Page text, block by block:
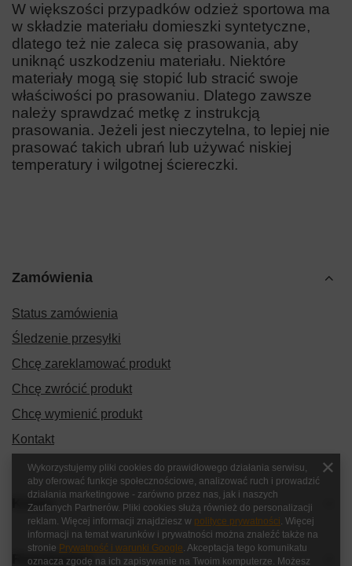
W większości przypadków odzież sportowa ma
w składzie materiału domieszki syntetyczne,
dlatego też nie zaleca się prasowania, aby
uniknąć uszkodzeniu materiału. Niektóre
materiały mogą się stopić lub stracić swoje
właściwości po prasowaniu. Dlatego zawsze
należy sprawdzać metkę z instrukcją
prasowania. Jeżeli jest nieczytelna, to lepiej nie
prasować takich ubrań lub używać niskiej
temperatury i wilgotnej ściereczki.
Zamówienia
Status zamówienia
Śledzenie przesyłki
Chcę zareklamować produkt
Chcę zwrócić produkt
Chcę wymienić produkt
Kontakt
Konto
Regulaminy
Wykorzystujemy pliki cookies do prawidłowego działania serwisu,
aby oferować funkcje społecznościowe, analizować ruch i prowadzić
działania marketingowe - zarówno przez nas, jak i naszych
Zaufanych Partnerów. Pliki cookies służą również do personalizacji
reklam. Więcej informacji znajdziesz w polityce prywatności. Więcej
informacji na temat warunków i prywatności można znaleźć także na
stronie Prywatność i warunki Google. Akceptacja tego komunikatu
oznacza zgodę na ich zapisywanie na Twoim komputerze. Możesz